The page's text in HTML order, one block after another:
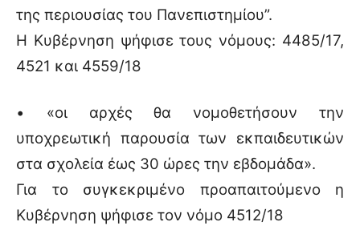
της περιουσίας του Πανεπιστημίου”.
Η Κυβέρνηση ψήφισε τους νόμους: 4485/17,
4521 και 4559/18
• «οι αρχές θα νομοθετήσουν την
υποχρεωτική παρουσία των εκπαιδευτικών
στα σχολεία έως 30 ώρες την εβδομάδα».
Για το συγκεκριμένο προαπαιτούμενο η
Κυβέρνηση ψήφισε τον νόμο 4512/18